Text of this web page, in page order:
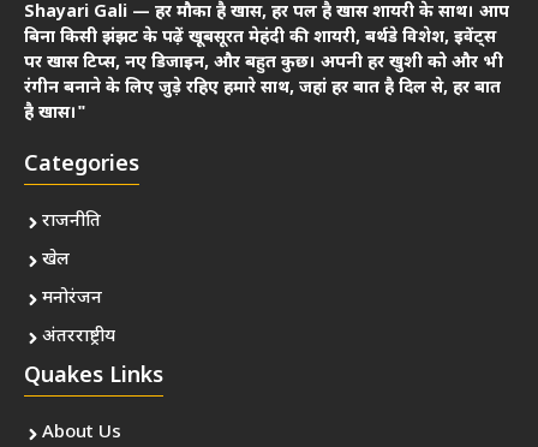
Shayari Gali — हर मौका है खास, हर पल है खास शायरी के साथ। आप
बिना किसी झंझट के पढ़ें खूबसूरत मेहंदी की शायरी, बर्थडे विशेश, इवेंट्स
पर खास टिप्स, नए डिजाइन, और बहुत कुछ। अपनी हर खुशी को और भी
रंगीन बनाने के लिए जुड़े रहिए हमारे साथ, जहां हर बात है दिल से, हर बात
है खास।"
Categories
राजनीति
खेल
मनोरंजन
अंतरराष्ट्रीय
Quakes Links
About Us